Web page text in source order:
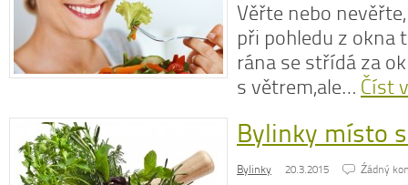
Věřte nebo
při pohledu z okna
rána se střídá za
s větrem,ale… Číst
Bylinky místo
Bylinky 20.3.2015 Źádný